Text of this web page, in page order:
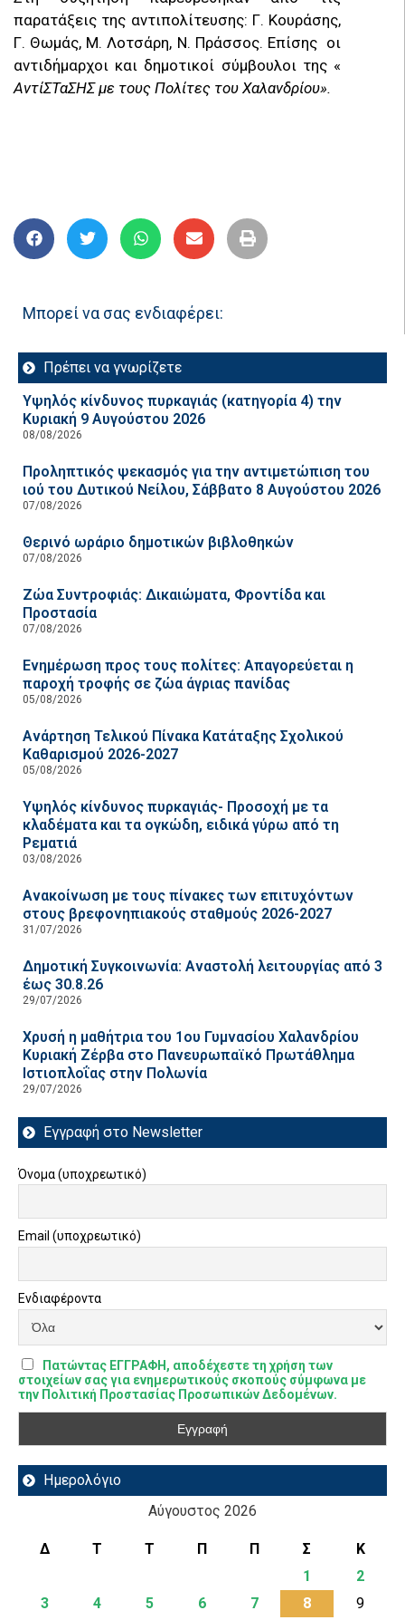
παρατάξεις της αντιπολίτευσης: Γ. Κουράσης,
Γ. Θωμάς, Μ. Λοτσάρη, Ν. Πράσσος. Επίσης οι
αντιδήμαρχοι και δημοτικοί σύμβουλοι της «
ΑντίΣΤαΣΗΣ με τους Πολίτες του Χαλανδρίου».
Μπορεί να σας ενδιαφέρει:
Πρέπει να γνωρίζετε
Υψηλός κίνδυνος πυρκαγιάς (κατηγορία 4) την
Κυριακή 9 Αυγούστου 2026
08/08/2026
Προληπτικός ψεκασμός για την αντιμετώπιση του
ιού του Δυτικού Νείλου, Σάββατο 8 Αυγούστου 2026
07/08/2026
Θερινό ωράριο δημοτικών βιβλοθηκών
07/08/2026
Ζώα Συντροφιάς: Δικαιώματα, Φροντίδα και
Προστασία
07/08/2026
Ενημέρωση προς τους πολίτες: Απαγορεύεται η
παροχή τροφής σε ζώα άγριας πανίδας
05/08/2026
Ανάρτηση Τελικού Πίνακα Κατάταξης Σχολικού
Καθαρισμού 2026-2027
05/08/2026
Υψηλός κίνδυνος πυρκαγιάς- Προσοχή με τα
κλαδέματα και τα ογκώδη, ειδικά γύρω από τη
Ρεματιά
03/08/2026
Ανακοίνωση με τους πίνακες των επιτυχόντων
στους βρεφονηπιακούς σταθμούς 2026-2027
31/07/2026
Δημοτική Συγκοινωνία: Αναστολή λειτουργίας από 3
έως 30.8.26
29/07/2026
Χρυσή η μαθήτρια του 1ου Γυμνασίου Χαλανδρίου
Κυριακή Ζέρβα στο Πανευρωπαϊκό Πρωτάθλημα
Ιστιοπλοΐας στην Πολωνία
29/07/2026
Εγγραφή στο Newsletter
Όνομα (υποχρεωτικό)
Email (υποχρεωτικό)
Ενδιαφέροντα
Πατώντας ΕΓΓΡΑΦΗ, αποδέχεστε τη χρήση των
στοιχείων σας για ενημερωτικούς σκοπούς σύμφωνα με
την Πολιτική Προστασίας Προσωπικών Δεδομένων.
Ημερολόγιο
Αύγουστος 2026
Δ Τ Τ Π Π Σ
Κ
1
2
3
4 5 6 7 8
9